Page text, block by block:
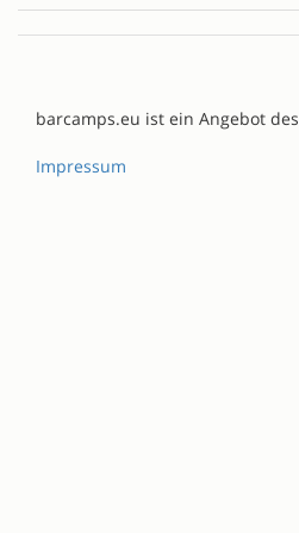
barcamps.eu ist ein Angebot des
Impressum